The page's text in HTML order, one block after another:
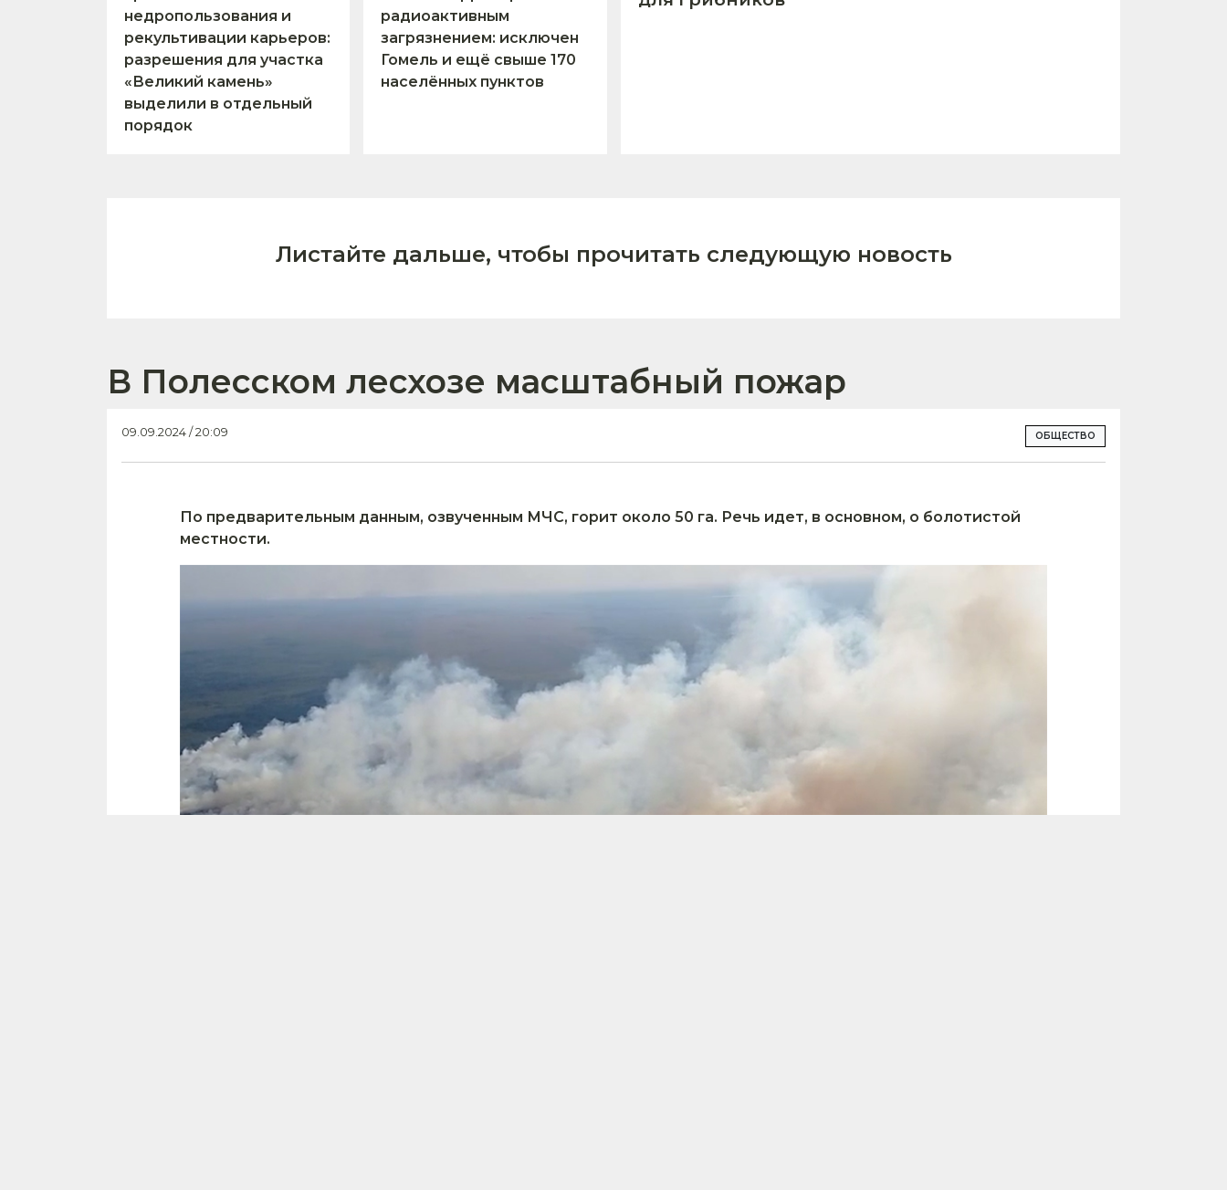
недропользования и
рекультивации карьеров:
разрешения для участка
«Великий камень»
выделили в отдельный
порядок
радиоактивным
загрязнением: исключен
Гомель и ещё свыше 170
населённых пунктов
Листайте дальше, чтобы прочитать следующую новость
В Полесском лесхозе масштабный пожар
09.09.2024 / 20:09 ОБЩЕСТВО
По предварительным данным, озвученным МЧС, горит около 50 га. Речь идет, в основном, о болотистой
местности.